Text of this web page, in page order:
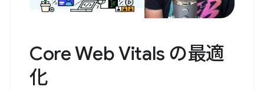
Core Web Vitals の最適
化